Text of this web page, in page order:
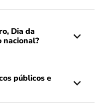
Dia da
nacional?
públicos e